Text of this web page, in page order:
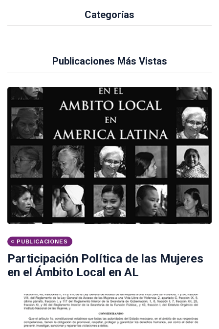
Categorías
Publicaciones Más Vistas
PUBLICACIONES
Participación Política de las Mujeres
en el Ámbito Local en AL